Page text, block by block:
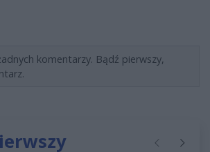
komentarzy. Bądź pierwszy,
Poprzednie